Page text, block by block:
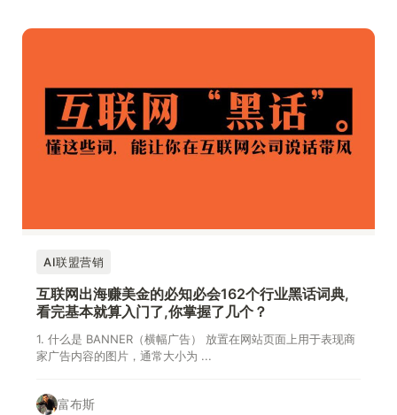
AI联盟营销
互联网出海赚美金的必知必会162个行业黑话词典,
看完基本就算入门了,你掌握了几个？
1. 什么是 BANNER（横幅广告） 放置在网站页面上用于表现商
家广告内容的图片，通常大小为 ...
富布斯